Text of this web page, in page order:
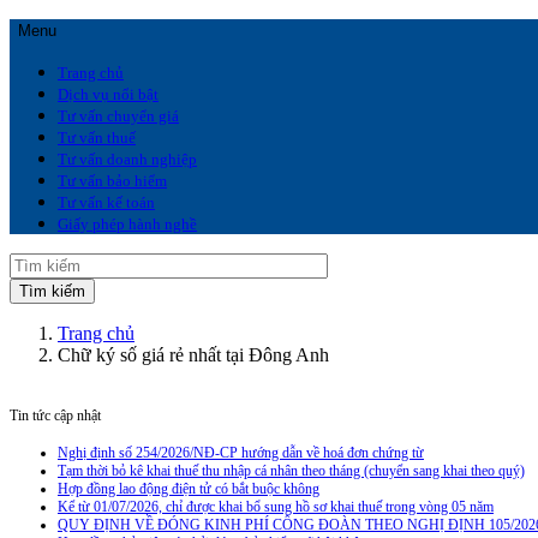
Menu
Trang chủ
Dịch vụ nổi bật
Tư vấn chuyển giá
Tư vấn thuế
Tư vấn doanh nghiệp
Tư vấn bảo hiểm
Tư vấn kế toán
Giấy phép hành nghề
Trang chủ
Chữ ký số giá rẻ nhất tại Đông Anh
Tin tức cập nhật
Nghị định số 254/2026/NĐ-CP hướng dẫn về hoá đơn chứng từ
Tạm thời bỏ kê khai thuế thu nhập cá nhân theo tháng (chuyển sang khai theo quý)
Hợp đồng lao động điện tử có bắt buộc không
Kể từ 01/07/2026, chỉ được khai bổ sung hồ sơ khai thuế trong vòng 05 năm
QUY ĐỊNH VỀ ĐÓNG KINH PHÍ CÔNG ĐOÀN THEO NGHỊ ĐỊNH 105/